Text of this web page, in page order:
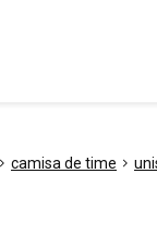
camisa de time